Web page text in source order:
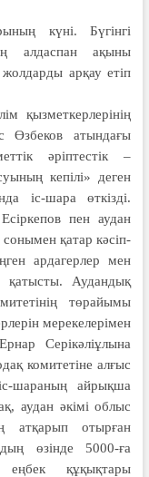
күні. Бүгінгі
алдаспан ақыны
арқау етіп
қызметкерлерінің
Өзбеков атындағы
әріптестік –
кепілі» деген
іс-шара өткізді.
пен аудан
сонымен қатар кәсіп­
ардагерлер мен
қатысты. Аудандық
төрайымы
мерекелерімен
Серікәліұлына
комитетіне алғыс
шараның айрықша
аудан әкімі облыс
атқарып отырған
өзінде 5000-ға
еңбек құқықтары